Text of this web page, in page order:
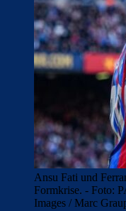
Ansu Fati und
Formkrise. - Foto:
Images / Marc